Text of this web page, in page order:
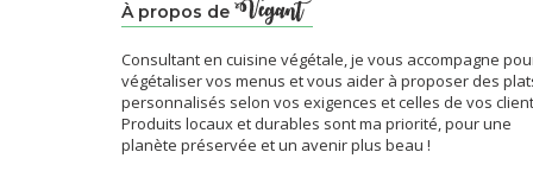
À propos de
Consultant en cuisine végétale, je vous accompagne
végétaliser vos menus et vous aider à proposer des
personnalisés selon vos exigences et celles de vos
Produits locaux et durables sont ma priorité, pour une
planète préservée et un avenir plus beau !